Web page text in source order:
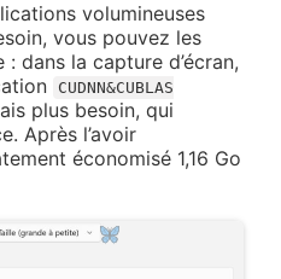
volumineuses
vous pouvez les
dans la capture d’écran,
CUDNN&CUBLAS
plus besoin, qui
Après l’avoir
économisé 1,16 Go